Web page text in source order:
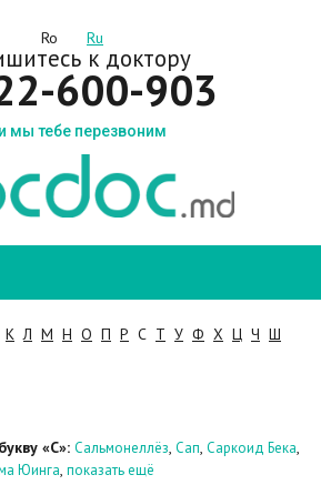
Ro Ru
к доктору
600-903
мы тебе перезвоним
К Л М Н О П Р С Т У Ф Х Ц Ч Ш
«С»: Сальмонеллёз, Сап, Саркоид Бека,
Юинга, показать ещё